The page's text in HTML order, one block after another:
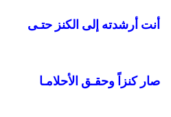
أنت أرشدته إلى الكنز حتـى
صار كنزاً وحقـق الأحلامـا